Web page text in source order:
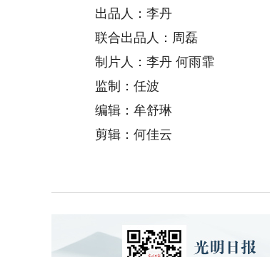
出品人：李丹
联合出品人：周磊
制片人：李丹 何雨霏
监制：任波
编辑：牟舒琳
剪辑：何佳云